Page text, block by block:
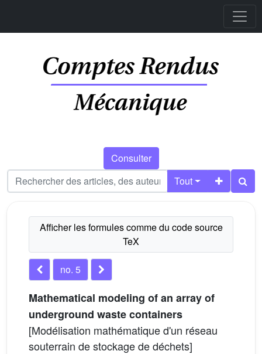
Consulter
Tout
no. 5
Mathematical modeling of an array of
underground waste containers
[Modélisation mathématique d'un réseau
souterrain de stockage de déchets]